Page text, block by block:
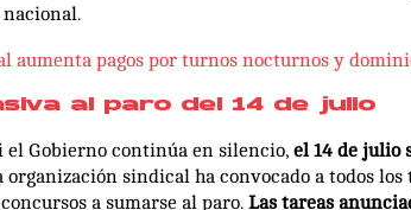
aumenta pagos por turnos nocturnos y
al paro del 14 de julio
el Gobierno continúa en silencio, el 14 de julio
organización sindical ha convocado a todos
a sumarse al paro. Las tareas